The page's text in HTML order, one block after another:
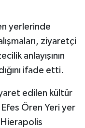
yerlerinde
ziyaretçi
anlayışının
ifade etti.
edilen kültür
Efes Ören Yeri yer